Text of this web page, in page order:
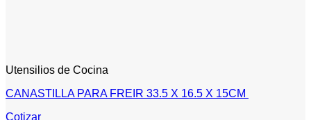
Utensilios de Cocina
CANASTILLA PARA FREIR 33.5 X 16.5 X 15CM
Cotizar